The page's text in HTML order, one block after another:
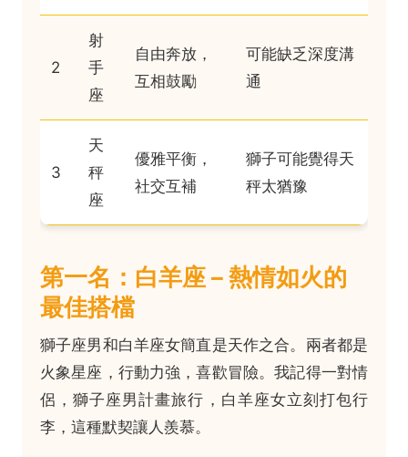
2
射
手
座
自由奔放，
互相鼓勵
可能缺乏深度溝
通
3
天
秤
座
優雅平衡，
社交互補
獅子可能覺得天
秤太猶豫
第一名：白羊座 – 熱情如火的
最佳搭檔
獅子座男和白羊座女簡直是天作之合。兩者都是
火象星座，行動力強，喜歡冒險。我記得一對情
侶，獅子座男計畫旅行，白羊座女立刻打包行
李，這種默契讓人羨慕。